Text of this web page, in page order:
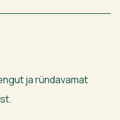
ja ründavamat